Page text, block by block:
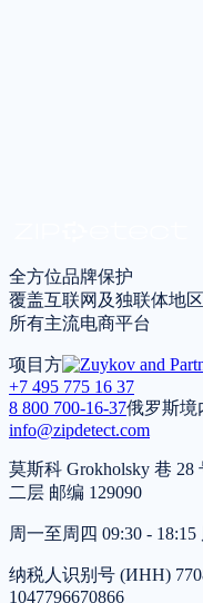
全方位品牌保护
覆盖互联网及独联体地区
所有主流电商平台
项目方
+7 495 775 16 37
8 800 700-16-37俄罗斯境
info@zipdetect.com
莫斯科 Grokholsky 巷 28
二层 邮编 129090
周一至周四 09:30 -
纳税人识别号 (ИНН)
1047796670866